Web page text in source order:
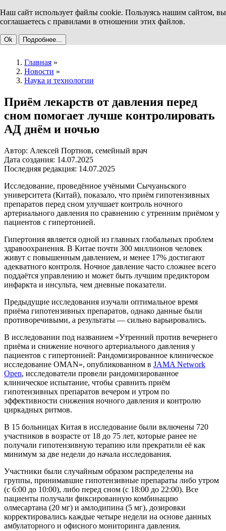
Наш сайт использует файлы cookie. Пользуясь нашим сайтом, вы
соглашаетесь с правилами в отношении этих файлов.
Ok Подробнее...
Главная »
Новости »
Наука и технологии
Приём лекарств от давления перед
сном помогает лучше контролировать
АД днём и ночью
Автор: Алексей Портнов, семейный врач
Дата создания: 14.07.2025
Последняя редакция: 14.07.2025
Исследование, проведённое учёными Сычуаньского
университета (Китай), показало, что приём гипотензивных
препаратов перед сном улучшает контроль ночного
артериального давления по сравнению с утренним приёмом у
пациентов с гипертонией.
Гипертония является одной из главных глобальных проблем
здравоохранения. В Китае почти 300 миллионов человек
живут с повышенным давлением, и менее 17% достигают
адекватного контроля. Ночное давление часто сложнее всего
поддаётся управлению и может быть лучшим предиктором
инфаркта и инсульта, чем дневные показатели.
Предыдущие исследования изучали оптимальное время
приёма гипотензивных препаратов, однако данные были
противоречивыми, а результаты — сильно варьировались.
В исследовании под названием «Утренний против вечернего
приёма и снижение ночного артериального давления у
пациентов с гипертонией: Рандомизированное клиническое
исследование OMAN», опубликованном в JAMA Network
Open, исследователи провели рандомизированное
клиническое испытание, чтобы сравнить приём
гипотензивных препаратов вечером и утром по
эффективности снижения ночного давления и контролю
циркадных ритмов.
В 15 больницах Китая в исследование были включены 720
участников в возрасте от 18 до 75 лет, которые ранее не
получали гипотензивную терапию или прекратили её как
минимум за две недели до начала исследования.
Участники были случайным образом распределены на
группы, принимавшие гипотензивные препараты либо утром
(с 6:00 до 10:00), либо перед сном (с 18:00 до 22:00). Все
пациенты получали фиксированную комбинацию
олмесартана (20 мг) и амлодипина (5 мг), дозировки
корректировались каждые четыре недели на основе данных
амбулаторного и офисного мониторинга давления.